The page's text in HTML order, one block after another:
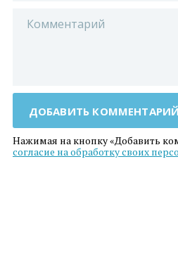
ДОБАВИТЬ КОММЕНТАРИЙ
Нажимая на кнопку «Добавить
согласие на обработку своих